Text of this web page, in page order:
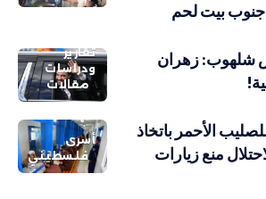
جنوب بيت لحم
تقارير
ودراسات
مقالات
شلهوب: زهران
أسرى
فلسطيني
الأحمر باتخاذ
منع زيارات